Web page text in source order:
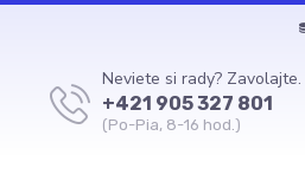
Neviete si rady? Zavolajte.
+421 905 327 801
(Po-Pia, 8-16 hod.)